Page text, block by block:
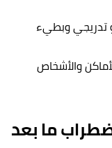
تدريجي وبطيء
والأشخاص
ما بعد